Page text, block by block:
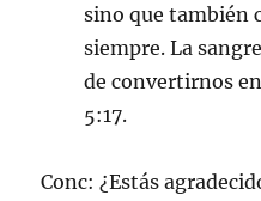
sino que también
siempre. La
de convertirnos
5:17.
Conc: ¿Estás